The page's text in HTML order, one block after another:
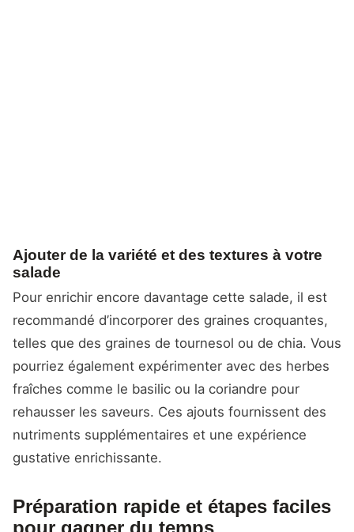
Ajouter de la variété et des textures à votre
salade
Pour enrichir encore davantage cette salade, il est
recommandé d’incorporer des graines croquantes,
telles que des graines de tournesol ou de chia. Vous
pourriez également expérimenter avec des herbes
fraîches comme le basilic ou la coriandre pour
rehausser les saveurs. Ces ajouts fournissent des
nutriments supplémentaires et une expérience
gustative enrichissante.
Préparation rapide et étapes faciles